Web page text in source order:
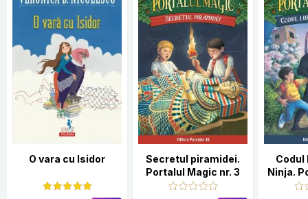
O vara cu Isidor
Secretul piramidei.
Portalul Magic nr. 3
Ninja.
Nr. 5